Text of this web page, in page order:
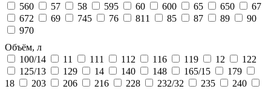
560
57 58 595 60 600 65 650
67
672
69 745 76 811 85 87 89
90
970
Объём, л
100/14
11 111 112 116 119 12
122
125/13
129 14 140 148 165/15
179
18
203 206 216 228 232/32 235
240